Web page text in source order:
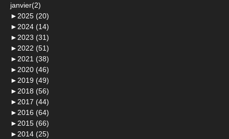
janvier(2)
► 2025 (20)
► 2024 (14)
► 2023 (31)
► 2022 (51)
► 2021 (38)
► 2020 (46)
► 2019 (49)
► 2018 (56)
► 2017 (44)
► 2016 (64)
► 2015 (66)
► 2014 (25)